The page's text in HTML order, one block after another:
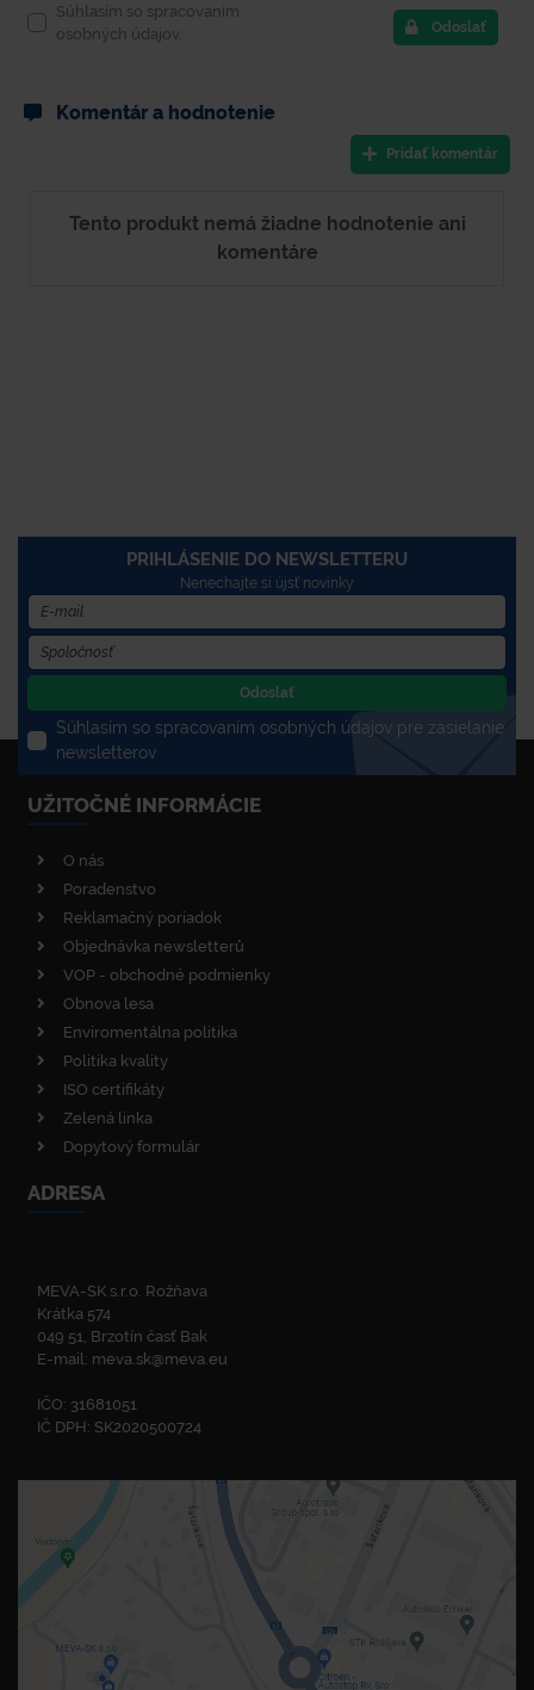
Súhlasím so spracovaním
osobných údajov.
Odoslať
Komentár a hodnotenie
Pridať komentár
Tento produkt nemá žiadne hodnotenie ani
komentáre
PRIHLÁSENIE DO NEWSLETTERU
Nenechajte si újsť novinky
Odoslať
Súhlasím so spracovaním osobných údajov pre zasielanie
newsletterov
UŽITOČNÉ INFORMÁCIE
O nás
Poradenstvo
Reklamačný poriadok
Objednávka newsletterů
VOP - obchodné podmienky
Obnova lesa
Enviromentálna politika
Politika kvality
ISO certifikáty
Zelená linka
Dopytový formulár
ADRESA
MEVA-SK s.r.o. Rožňava
Krátka 574
049 51, Brzotín časť Bak
E-mail: meva.sk@meva.eu
IČO: 31681051
IČ DPH: SK2020500724